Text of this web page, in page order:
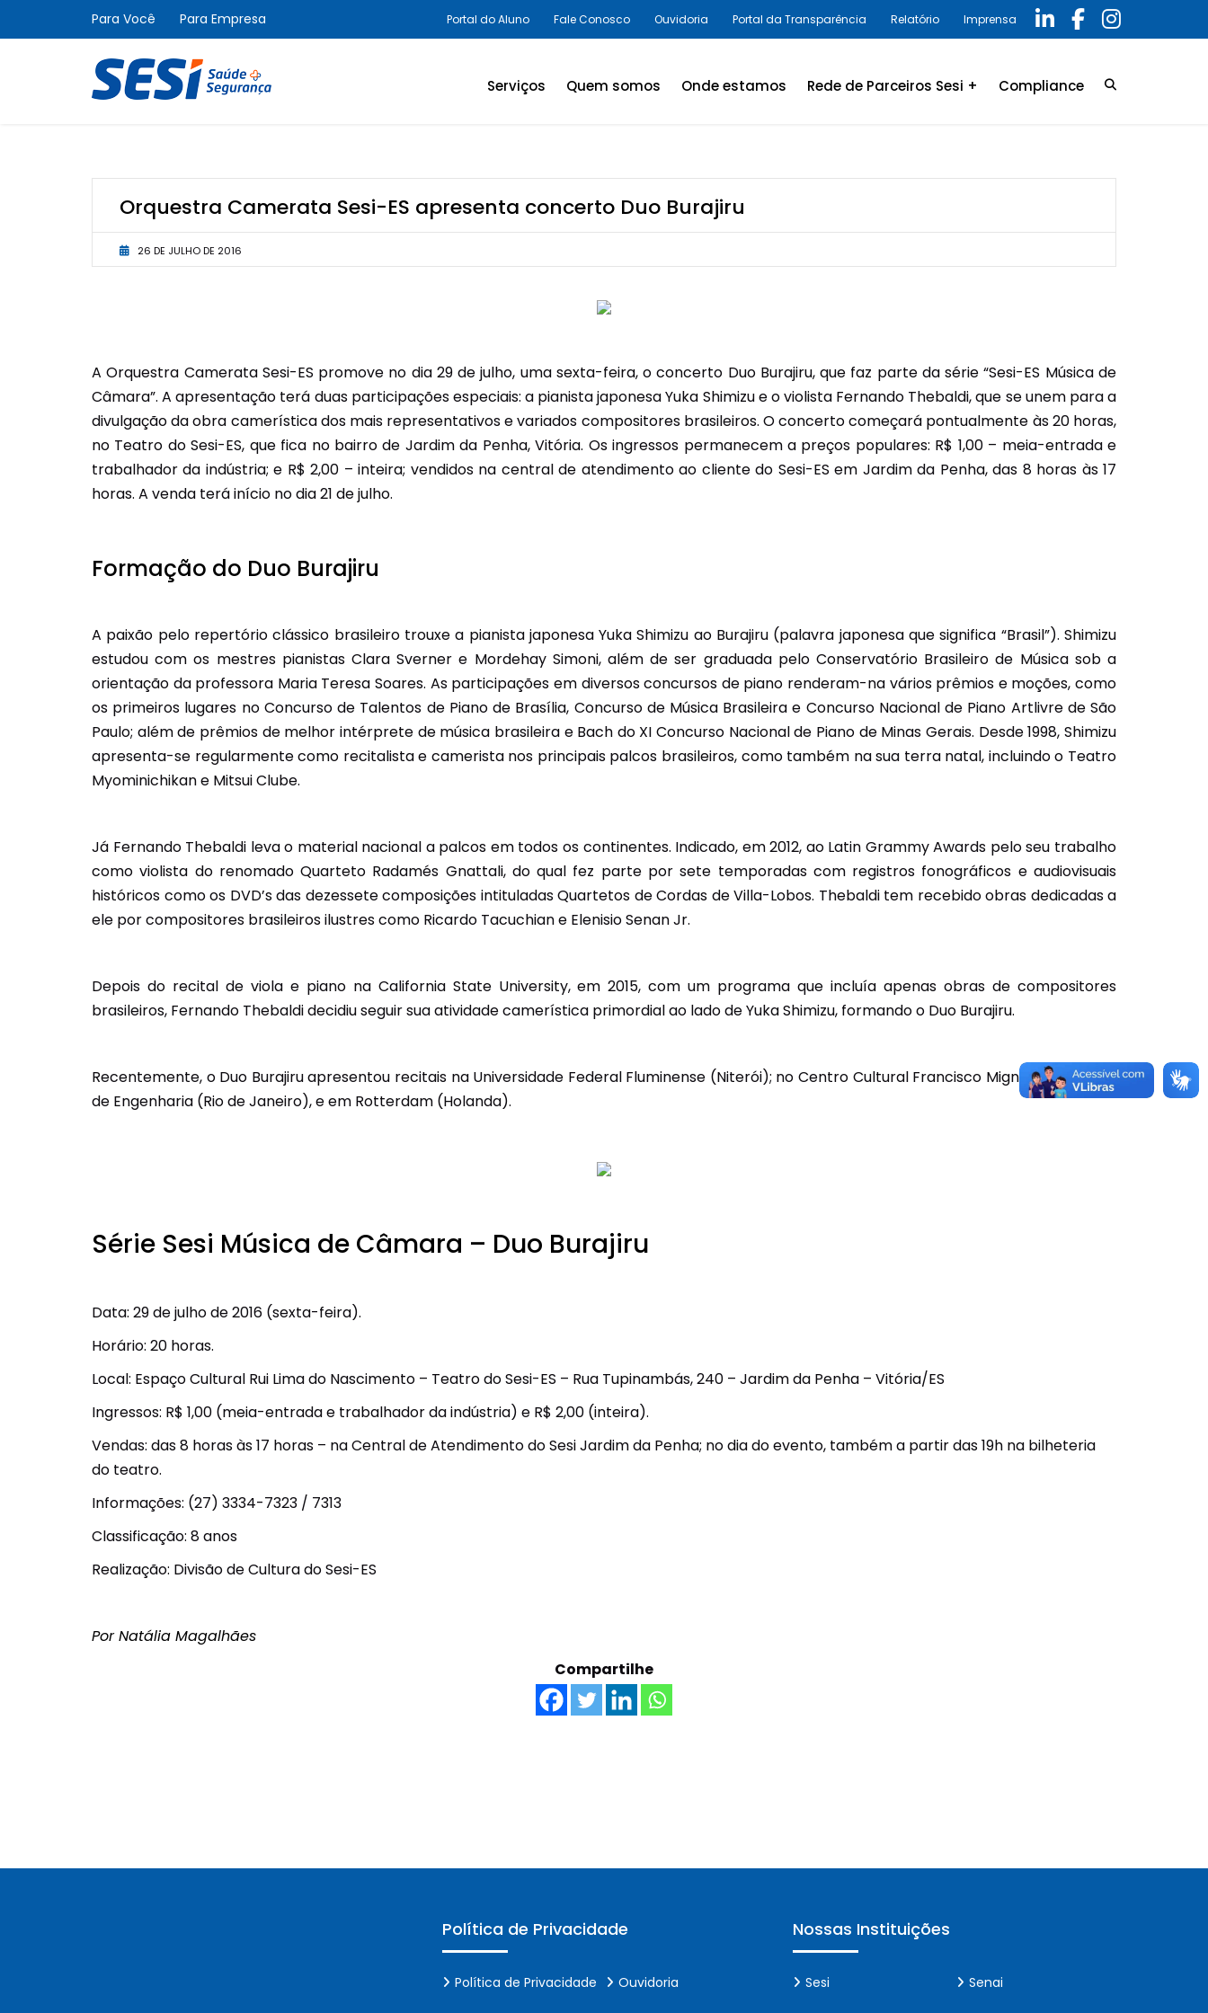
Para Você Para Empresa Portal do Aluno Fale Conosco Ouvidoria Portal da Transparência Relatório Imprensa
Serviços
Avaliações Ambientais e
Laudos Técnicos
Palestras e Cursos
Promoção da Saúde
Unidades Móveis
Educação In Company
Quem somos Onde estamos Rede de Parceiros Sesi + Compliance
Programa de Compliance
Orquestra Camerata Sesi-ES apresenta concerto Duo Burajiru
26 DE JULHO DE 2016
A Orquestra Camerata Sesi-ES promove no dia 29 de julho, uma sexta-feira, o concerto Duo Burajiru, que faz parte da série “Sesi-ES Música de
Câmara”. A apresentação terá duas participações especiais: a pianista japonesa Yuka Shimizu e o violista Fernando Thebaldi, que se unem para a
divulgação da obra camerística dos mais representativos e variados compositores brasileiros. O concerto começará pontualmente às 20 horas,
no Teatro do Sesi-ES, que fica no bairro de Jardim da Penha, Vitória. Os ingressos permanecem a preços populares: R$ 1,00 – meia-entrada e
trabalhador da indústria; e R$ 2,00 – inteira; vendidos na central de atendimento ao cliente do Sesi-ES em Jardim da Penha, das 8 horas às 17
horas. A venda terá início no dia 21 de julho.
Formação do Duo Burajiru
A paixão pelo repertório clássico brasileiro trouxe a pianista japonesa Yuka Shimizu ao Burajiru (palavra japonesa que significa “Brasil”). Shimizu
estudou com os mestres pianistas Clara Sverner e Mordehay Simoni, além de ser graduada pelo Conservatório Brasileiro de Música sob a
orientação da professora Maria Teresa Soares. As participações em diversos concursos de piano renderam-na vários prêmios e moções, como
os primeiros lugares no Concurso de Talentos de Piano de Brasília, Concurso de Música Brasileira e Concurso Nacional de Piano Artlivre de São
Paulo; além de prêmios de melhor intérprete de música brasileira e Bach do XI Concurso Nacional de Piano de Minas Gerais. Desde 1998, Shimizu
apresenta-se regularmente como recitalista e camerista nos principais palcos brasileiros, como também na sua terra natal, incluindo o Teatro
Myominichikan e Mitsui Clube.
Já Fernando Thebaldi leva o material nacional a palcos em todos os continentes. Indicado, em 2012, ao Latin Grammy Awards pelo seu trabalho
como violista do renomado Quarteto Radamés Gnattali, do qual fez parte por sete temporadas com registros fonográficos e audiovisuais
históricos como os DVD’s das dezessete composições intituladas Quartetos de Cordas de Villa-Lobos. Thebaldi tem recebido obras dedicadas a
ele por compositores brasileiros ilustres como Ricardo Tacuchian e Elenisio Senan Jr.
Depois do recital de viola e piano na California State University, em 2015, com um programa que incluía apenas obras de compositores
brasileiros, Fernando Thebaldi decidiu seguir sua atividade camerística primordial ao lado de Yuka Shimizu, formando o Duo Burajiru.
Recentemente, o Duo Burajiru apresentou recitais na Universidade Federal Fluminense (Niterói); no Centro Cultural Francisco Mignone; no Clube
de Engenharia (Rio de Janeiro), e em Rotterdam (Holanda).
Série Sesi Música de Câmara – Duo Burajiru
Data: 29 de julho de 2016 (sexta-feira).
Horário: 20 horas.
Local: Espaço Cultural Rui Lima do Nascimento – Teatro do Sesi-ES – Rua Tupinambás, 240 – Jardim da Penha – Vitória/ES
Ingressos: R$ 1,00 (meia-entrada e trabalhador da indústria) e R$ 2,00 (inteira).
Vendas: das 8 horas às 17 horas – na Central de Atendimento do Sesi Jardim da Penha; no dia do evento, também a partir das 19h na bilheteria
do teatro.
Informações: (27) 3334-7323 / 7313
Classificação: 8 anos
Realização: Divisão de Cultura do Sesi-ES
Por Natália Magalhães
Compartilhe
Política de Privacidade
Política de Privacidade
Ouvidoria
Nossas Instituições
Sesi
Senai